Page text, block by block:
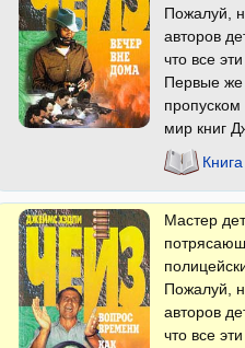
Пожалуй,
авторов
что все
Первые же
мир книг
Мастер
Пожалуй,
авторов
что все